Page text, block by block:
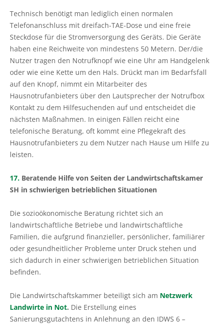
Technisch benötigt man lediglich einen normalen
Telefonanschluss mit dreifach-TAE-Dose und eine freie
Steckdose für die Stromversorgung des Geräts. Die Geräte
haben eine Reichweite von mindestens 50 Metern. Der/die
Nutzer tragen den Notrufknopf wie eine Uhr am Handgelenk
oder wie eine Kette um den Hals. Drückt man im Bedarfsfall
auf den Knopf, nimmt ein Mitarbeiter des
Hausnotrufanbieters über den Lautsprecher der Notrufbox
Kontakt zu dem Hilfesuchenden auf und entscheidet die
nächsten Maßnahmen. In einigen Fällen reicht eine
telefonische Beratung, oft kommt eine Pflegekraft des
Hausnotrufanbieters zu dem Nutzer nach Hause um Hilfe zu
leisten.
17. Beratende Hilfe von Seiten der Landwirtschaftskamer
SH in schwierigen betrieblichen Situationen
Die sozioökonomische Beratung richtet sich an
landwirtschaftliche Betriebe und landwirtschaftliche
Familien, die aufgrund finanzieller, persönlicher, familiärer
oder gesundheitlicher Probleme unter Druck stehen und
sich dadurch in einer schwierigen betrieblichen Situation
befinden.
Die Landwirtschaftskammer beteiligt sich am Netzwerk
Landwirte in Not. Die Erstellung eines
Sanierungsgutachtens in Anlehnung an den IDWS 6 –